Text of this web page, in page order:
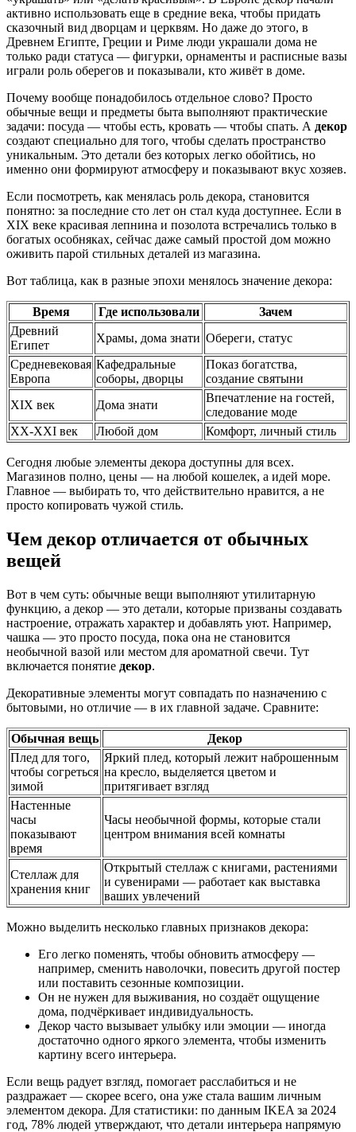
активно использовать еще в средние века, чтобы придать
сказочный вид дворцам и церквям. Но даже до этого, в
Древнем Египте, Греции и Риме люди украшали дома не
только ради статуса — фигурки, орнаменты и расписные вазы
играли роль оберегов и показывали, кто живёт в доме.
Почему вообще понадобилось отдельное слово? Просто
обычные вещи и предметы быта выполняют практические
задачи: посуда — чтобы есть, кровать — чтобы спать. А декор
создают специально для того, чтобы сделать пространство
уникальным. Это детали без которых легко обойтись, но
именно они формируют атмосферу и показывают вкус хозяев.
Если посмотреть, как менялась роль декора, становится
понятно: за последние сто лет он стал куда доступнее. Если в
XIX веке красивая лепнина и позолота встречались только в
богатых особняках, сейчас даже самый простой дом можно
оживить парой стильных деталей из магазина.
Вот таблица, как в разные эпохи менялось значение декора:
Время Где использовали
Зачем
Древний
Египет
Храмы, дома знати Обереги, статус
Средневековая
Европа
Кафедральные
соборы, дворцы
Показ богатства,
создание святыни
XIX век
Дома знати
Впечатление на гостей,
следование моде
XX-XXI век
Любой дом Комфорт, личный стиль
Сегодня любые элементы декора доступны для всех.
Магазинов полно, цены — на любой кошелек, а идей море.
Главное — выбирать то, что действительно нравится, а не
просто копировать чужой стиль.
Чем декор отличается от обычных
вещей
Вот в чем суть: обычные вещи выполняют утилитарную
функцию, а декор — это детали, которые призваны создавать
настроение, отражать характер и добавлять уют. Например,
чашка — это просто посуда, пока она не становится
необычной вазой или местом для ароматной свечи. Тут
включается понятие декор.
Декоративные элементы могут совпадать по назначению с
бытовыми, но отличие — в их главной задаче. Сравните:
Обычная вещь
Декор
Плед для того,
чтобы согреться
зимой
Яркий плед, который лежит наброшенным
на кресло, выделяется цветом и
притягивает взгляд
Настенные
часы
показывают
время
Часы необычной формы, которые стали
центром внимания всей комнаты
Стеллаж для
хранения книг
Открытый стеллаж с книгами, растениями
и сувенирами — работает как выставка
ваших увлечений
Можно выделить несколько главных признаков декора:
Его легко поменять, чтобы обновить атмосферу —
например, сменить наволочки, повесить другой постер
или поставить сезонные композиции.
Он не нужен для выживания, но создаёт ощущение
дома, подчёркивает индивидуальность.
Декор часто вызывает улыбку или эмоции — иногда
достаточно одного яркого элемента, чтобы изменить
картину всего интерьера.
Если вещь радует взгляд, помогает расслабиться и не
раздражает — скорее всего, она уже стала вашим личным
элементом декора. Для статистики: по данным IKEA за 2024
год, 78% людей утверждают, что детали интерьера напрямую